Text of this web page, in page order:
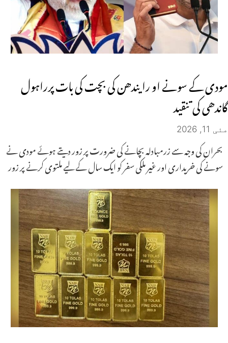
مودی کے سونے او رایندھن کی بچت کی بات پرراہول
گاندھی کی تنقید
مئی 11, 2026
بحران کی وجہ سے زرمبادلہ بچانے کی ضرورت پر زور دیتے ہوئے مودی نے
سونے کی خریداری اور غیر ملکی سفر کو ایک سال کے لیے ملتوی کرنے پر زور